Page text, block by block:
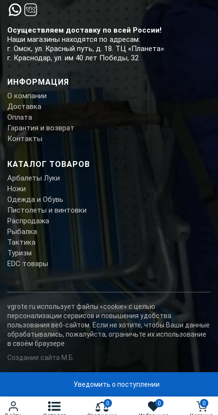
0
0
0
Уведомить о поступлении
Осуществляем доставку по всей России!
Наши магазины находятся по адресам:
г. Омск, ул. Красный путь, д. 18. ТЦ «Планета»
г. Краснодар, ул. им 40 лет Победы, 32
ИНФОРМАЦИЯ
О компании
Доставка
Оплата
Гарантия и возврат
Контакты
КАТАЛОГ ТОВАРОВ
Арбалеты Луки
Ножи
Одежда и Обувь
Пистолеты и винтовки
Распродажа
Рыбалка
Тактика
Туризм
EDC товары
vgrote.ru использует файлы «cookie» с целью
персонализации сервисов и повышения удобства
пользования веб-сайтом. Если не хотите, чтобы Ваши данные
обрабатывались, пожалуйста, ограничьте их использование
в своём браузере
Создание сайта М.Б.